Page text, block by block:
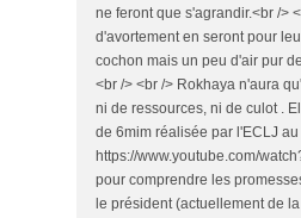
ne feront que s'agrandir.<br />
d'avortement en seront pour
cochon mais un peu d'air pur
<br /> <br /> Rokhaya n'aura
ni de ressources, ni de culot .
de 6mim réalisée par l'ECLJ
https://www.youtube.com/
pour comprendre les
le président (actuellement de